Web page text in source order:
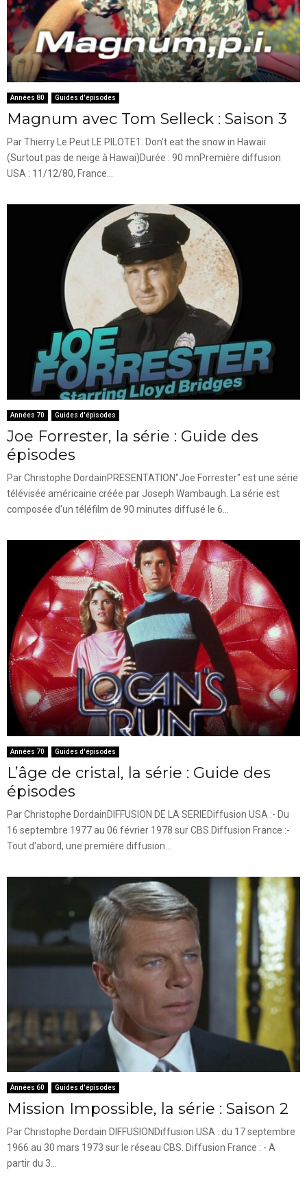
Années 80 Guides d'épisodes
Magnum avec Tom Selleck : Saison 3
Par Thierry Le Peut LE PILOTE1. Don't eat the snow in Hawaii
(Surtout pas de neige à Hawai)Durée : 90 mnPremière diffusion
USA : 11/12/80, France...
Années 70 Guides d'épisodes
Joe Forrester, la série : Guide des
épisodes
Par Christophe DordainPRESENTATION"Joe Forrester" est une série
télévisée américaine créée par Joseph Wambaugh. La série est
composée d'un téléfilm de 90 minutes diffusé le 6...
Années 70 Guides d'épisodes
L’âge de cristal, la série : Guide des
épisodes
Par Christophe DordainDIFFUSION DE LA SERIEDiffusion USA :- Du
16 septembre 1977 au 06 février 1978 sur CBS.Diffusion France :-
Tout d'abord, une première diffusion...
Années 60 Guides d'épisodes
Mission Impossible, la série : Saison 2
Par Christophe Dordain DIFFUSIONDiffusion USA : du 17 septembre
1966 au 30 mars 1973 sur le réseau CBS. Diffusion France : - A
partir du 3...